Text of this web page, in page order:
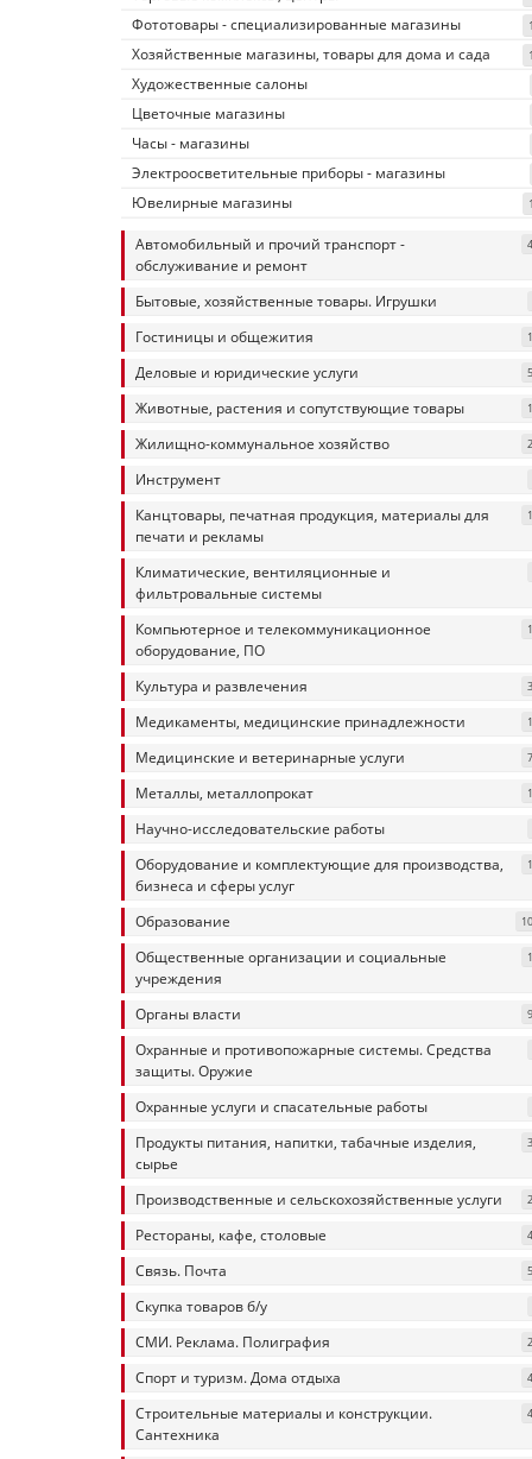
Фототовары - специализированные магазины
Хозяйственные магазины, товары для дома и сада
Художественные салоны
Цветочные магазины
Часы - магазины
Электроосветительные приборы - магазины
Ювелирные магазины
Автомобильный и прочий транспорт -
обслуживание и ремонт
Бытовые, хозяйственные товары. Игрушки
Гостиницы и общежития
Деловые и юридические услуги
Животные, растения и сопутствующие товары
Жилищно-коммунальное хозяйство
Инструмент
Канцтовары, печатная продукция, материалы для
печати и рекламы
Климатические, вентиляционные и
фильтровальные системы
Компьютерное и телекоммуникационное
оборудование, ПО
Культура и развлечения
Медикаменты, медицинские принадлежности
Медицинские и ветеринарные услуги
Металлы, металлопрокат
Научно-исследовательские работы
Оборудование и комплектующие для производства,
бизнеса и сферы услуг
Образование
Общественные организации и социальные
учреждения
Органы власти
Охранные и противопожарные системы. Средства
защиты. Оружие
Охранные услуги и спасательные работы
Продукты питания, напитки, табачные изделия,
сырье
Производственные и сельскохозяйственные услуги
Рестораны, кафе, столовые
Связь. Почта
Скупка товаров б/у
СМИ. Реклама. Полиграфия
Спорт и туризм. Дома отдыха
Строительные материалы и конструкции.
Сантехника